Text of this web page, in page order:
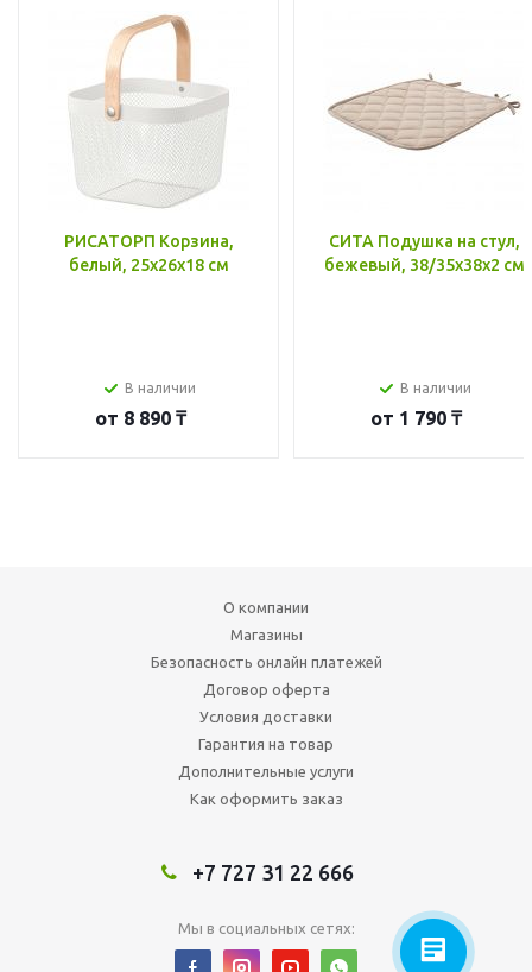
РИСАТОРП Корзина,
белый, 25x26x18 см
В наличии
от 8 890 ₸
СИТА Подушка на стул,
бежевый, 38/35x38x2 см
В наличии
от 1 790 ₸
О компании
Магазины
Безопасность онлайн платежей
Договор оферта
Условия доставки
Гарантия на товар
Дополнительные услуги
Как оформить заказ
+7 727 31 22 666
Мы в социальных сетях: